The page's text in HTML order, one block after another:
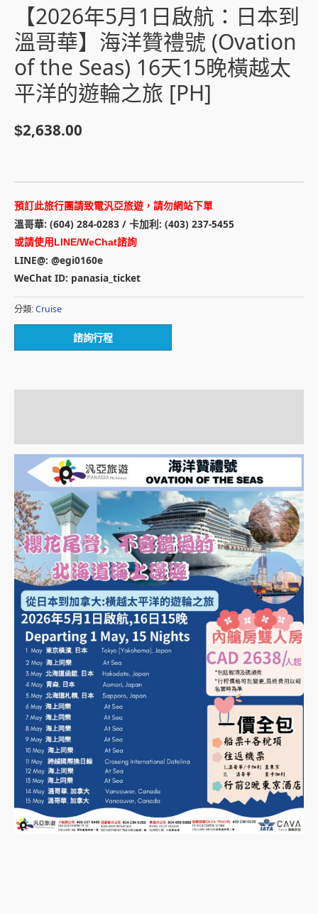
【2026年5月1日啟航：日本到
溫哥華】海洋贊禮號 (Ovation
of the Seas) 16天15晚橫越太
平洋的遊輪之旅 [PH]
$2,638.00
預訂此旅行團請致電汎亞旅遊，請勿網站下單
溫哥華: (604) 284-0283 / 卡加利: (403) 237-5455
或請使用LINE/WeChat諮詢
LINE@: @egi0160e
WeChat ID: panasia_ticket
分類: Cruise
諮詢行程